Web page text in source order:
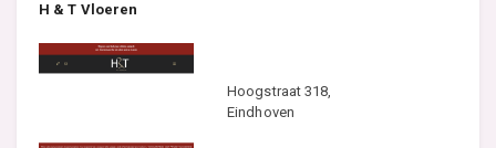
H & T Vloeren
Hoogstraat 318,
Eindhoven